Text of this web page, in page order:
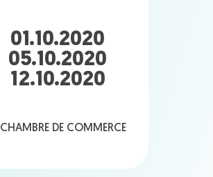
01.10.2020
05.10.2020
12.10.2020
CHAMBRE DE COMMERCE